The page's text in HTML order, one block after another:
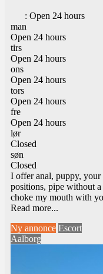
: Open 24 hours
man
Open 24 hours
tirs
Open 24 hours
ons
Open 24 hours
tors
Open 24 hours
fre
Open 24 hours
lør
Closed
søn
Closed
I offer anal, puppy,
positions, pipe without
choke my mouth with
Read more...
Ny annonce Escort
Aalborg